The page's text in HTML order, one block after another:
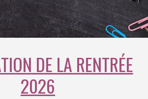
DE LA RENTRÉE
2026